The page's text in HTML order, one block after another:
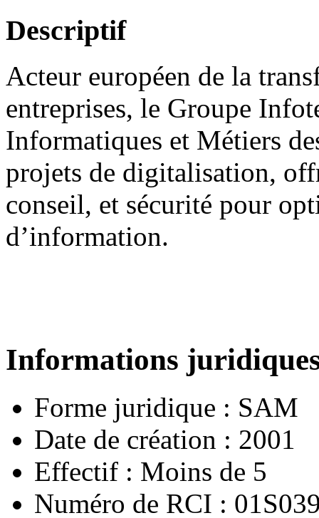
Descriptif
Acteur européen de la
entreprises, le Groupe
Informatiques et Métiers
projets de digitalisation,
conseil, et sécurité pour
d’information.
Informations
Forme juridique : SAM
Date de création : 2001
Effectif : Moins de 5
Numéro de RCI :